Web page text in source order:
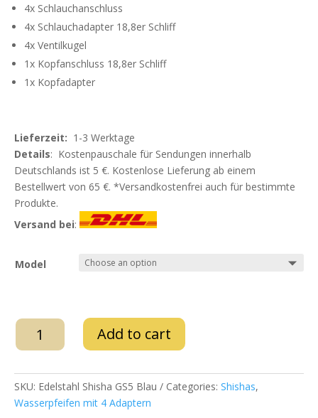
4x Schlauchanschluss
4x Schlauchadapter 18,8er Schliff
4x Ventilkugel
1x Kopfanschluss 18,8er Schliff
1x Kopfadapter
Lieferzeit: 1-3 Werktage
Details: Kostenpauschale für Sendungen innerhalb
Deutschlands ist 5 €. Kostenlose Lieferung ab einem
Bestellwert von 65 €. *Versandkostenfrei auch für bestimmte
Produkte.
Versand bei:
Model
WD
Hookah
Edelstahl
Shisha
GS5
Add to cart
SKU: Edelstahl Shisha GS5 Blau Categories: Shishas,
Wasserpfeifen mit 4 Adaptern